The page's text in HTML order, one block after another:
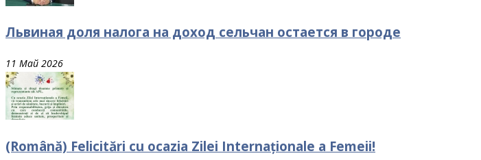
Львиная доля налога на доход сельчан остается в городе
11 Май 2026
(Română) Felicitări cu ocazia Zilei Internaționale a Femeii!